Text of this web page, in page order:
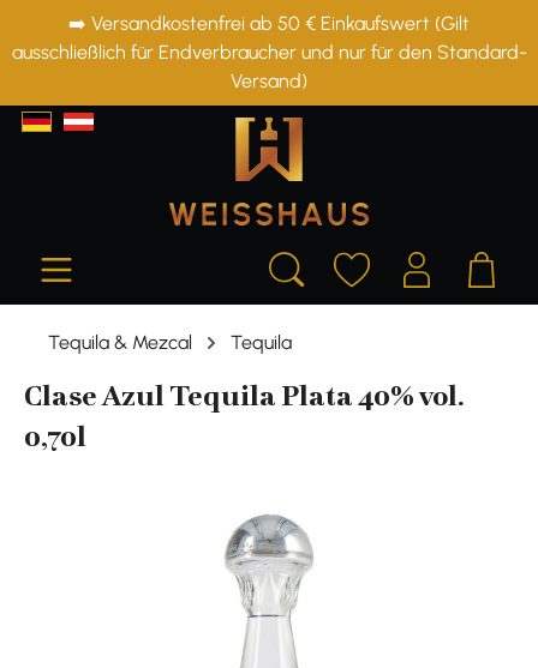
springen
➡️ Versandkostenfrei ab 50 € Einkaufswert (Gilt
ausschließlich für Endverbraucher und nur für den Standard-
Versand)
Tequila & Mezcal Tequila
Clase Azul Tequila Plata 40% vol.
0,70l